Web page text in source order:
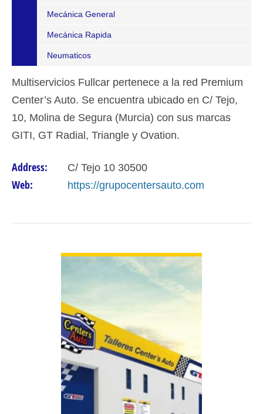
Mecánica General
Mecánica Rapida
Neumaticos
Multiservicios Fullcar pertenece a la red Premium
Center’s Auto. Se encuentra ubicado en C/ Tejo,
10, Molina de Segura (Murcia) con sus marcas
GITI, GT Radial, Triangle y Ovation.
Address: C/ Tejo 10 30500
Web: https://grupocentersauto.com